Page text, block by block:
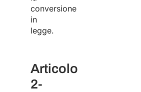
conversione
in
legge.
Articolo
2-